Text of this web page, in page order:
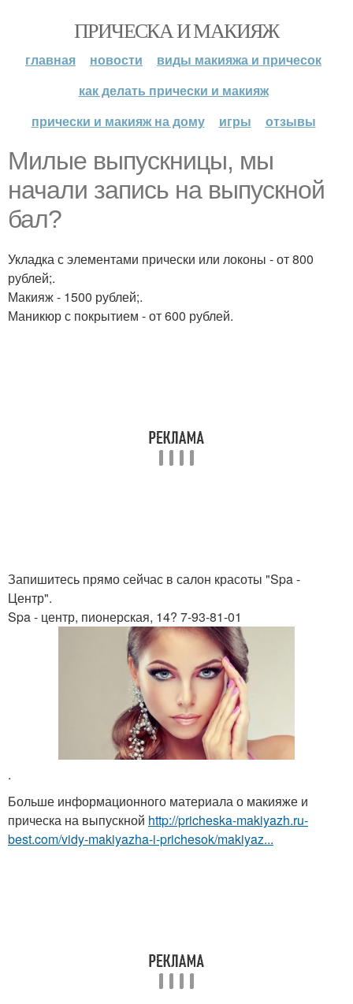
ПРИЧЕСКА И МАКИЯЖ
главная новости
виды макияжа и причесок
как делать прически и макияж
прически и макияж на дому
игры отзывы
Милые выпускницы, мы
начали запись на выпускной
бал?
Укладка с элементами прически или локоны - от 800
рублей;.
Макияж - 1500 рублей;.
Маникюр с покрытием - от 600 рублей.
Запишитесь прямо сейчас в салон красоты "Spa -
Центр".
Spa - центр, пионерская, 14? 7-93-81-01
.
Больше информационного материала о макияже и
прическа на выпускной http://pricheska-makiyazh.ru-
best.com/vidy-makiyazha-i-prichesok/makiyaz...